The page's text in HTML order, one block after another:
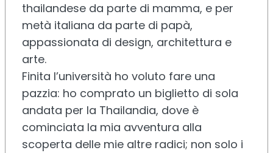
thailandese da parte di mamma, e per
metà italiana da parte di papà,
appassionata di design, architettura e
arte.
Finita l’università ho voluto fare una
pazzia: ho comprato un biglietto di sola
andata per la Thailandia, dove è
cominciata la mia avventura alla
scoperta delle mie altre radici; non solo i